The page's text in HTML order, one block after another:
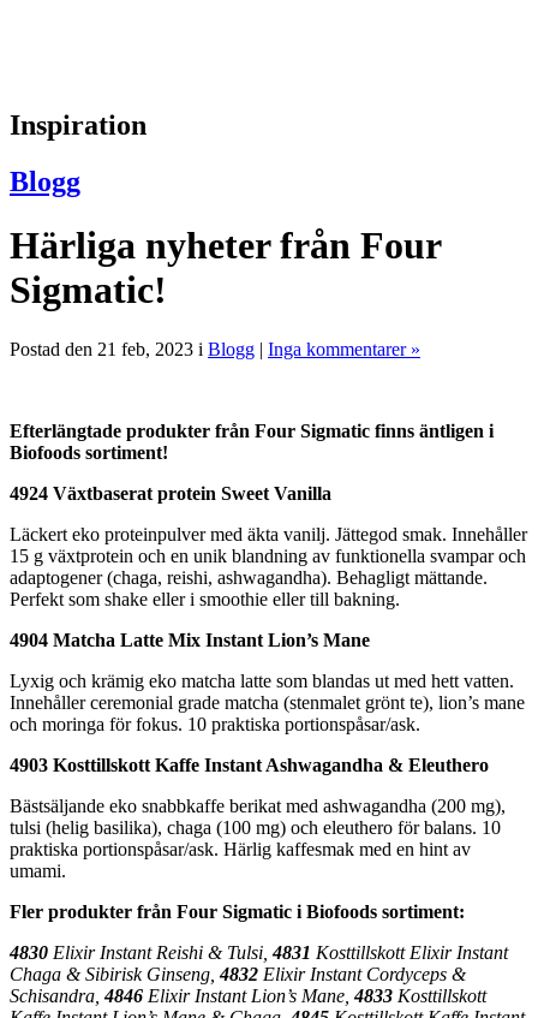
Inspiration
Blogg
Härliga nyheter från Four
Sigmatic!
Postad den 21 feb, 2023 i Blogg | Inga kommentarer »
Efterlängtade produkter från Four Sigmatic finns äntligen i
Biofoods sortiment!
4924 Växtbaserat protein Sweet Vanilla
Läckert eko proteinpulver med äkta vanilj. Jättegod smak. Innehåller
15 g växtprotein och en unik blandning av funktionella svampar och
adaptogener (chaga, reishi, ashwagandha). Behagligt mättande.
Perfekt som shake eller i smoothie eller till bakning.
4904 Matcha Latte Mix Instant Lion’s Mane
Lyxig och krämig eko matcha latte som blandas ut med hett vatten.
Innehåller ceremonial grade matcha (stenmalet grönt te), lion’s mane
och moringa för fokus. 10 praktiska portionspåsar/ask.
4903 Kosttillskott Kaffe Instant Ashwagandha & Eleuthero
Bästsäljande eko snabbkaffe berikat med ashwagandha (200 mg),
tulsi (helig basilika), chaga (100 mg) och eleuthero för balans. 10
praktiska portionspåsar/ask. Härlig kaffesmak med en hint av
umami.
Fler produkter från Four Sigmatic i Biofoods sortiment:
4830 Elixir Instant Reishi & Tulsi, 4831 Kosttillskott Elixir Instant
Chaga & Sibirisk Ginseng,4832 Elixir Instant Cordyceps &
Schisandra,4846 Elixir Instant Lion’s Mane,4833 Kosttillskott